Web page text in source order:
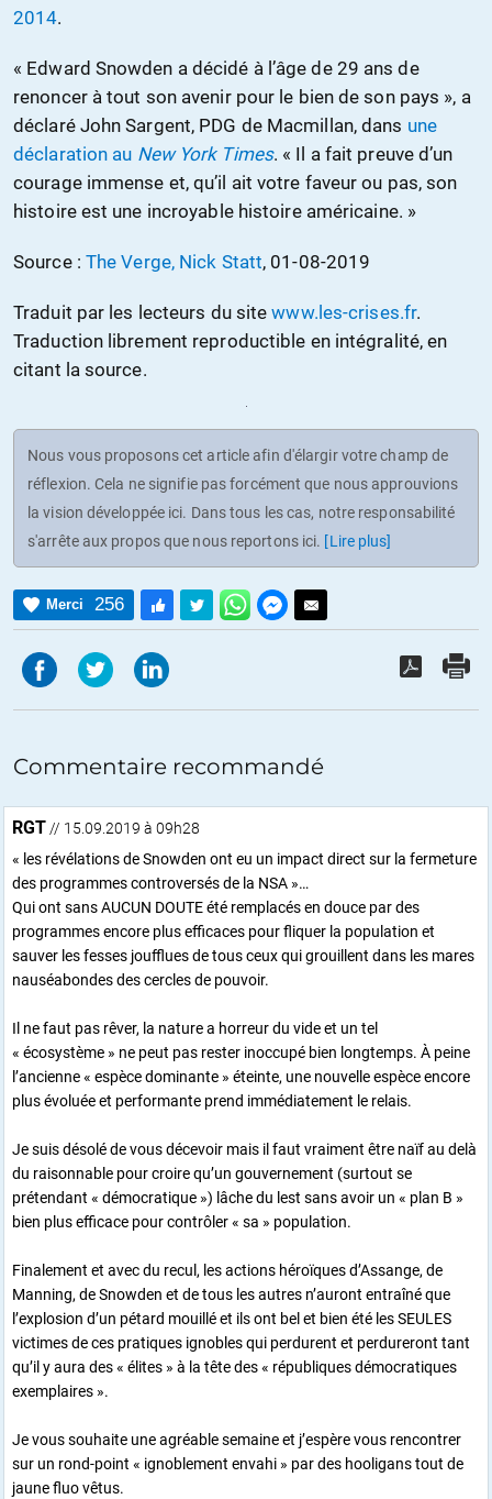
2014.
« Edward Snowden a décidé à l’âge de 29 ans de
renoncer à tout son avenir pour le bien de son pays », a
déclaré John Sargent, PDG de Macmillan, dans une
déclaration au New York Times. « Il a fait preuve d’un
courage immense et, qu’il ait votre faveur ou pas, son
histoire est une incroyable histoire américaine. »
Source : The Verge, Nick Statt, 01-08-2019
Traduit par les lecteurs du sitewww.les-crises.fr.
Traduction librement reproductible en intégralité, en
citant la source.
Nous vous proposons cet article afin d'élargir votre champ de
réflexion. Cela ne signifie pas forcément que nous approuvions
la vision développée ici. Dans tous les cas, notre responsabilité
s'arrête aux propos que nous reportons ici. [Lire plus]
Merci 256
Commentaire recommandé
RGT // 15.09.2019 à 09h28
« les révélations de Snowden ont eu un impact direct sur la fermeture
des programmes controversés de la NSA »…
Qui ont sans AUCUN DOUTE été remplacés en douce par des
programmes encore plus efficaces pour fliquer la population et
sauver les fesses joufflues de tous ceux qui grouillent dans les mares
nauséabondes des cercles de pouvoir.
Il ne faut pas rêver, la nature a horreur du vide et un tel
« écosystème » ne peut pas rester inoccupé bien longtemps. À peine
l’ancienne « espèce dominante » éteinte, une nouvelle espèce encore
plus évoluée et performante prend immédiatement le relais.
Je suis désolé de vous décevoir mais il faut vraiment être naïf au delà
du raisonnable pour croire qu’un gouvernement (surtout se
prétendant « démocratique ») lâche du lest sans avoir un « plan B »
bien plus efficace pour contrôler « sa » population.
Finalement et avec du recul, les actions héroïques d’Assange, de
Manning, de Snowden et de tous les autres n’auront entraîné que
l’explosion d’un pétard mouillé et ils ont bel et bien été les SEULES
victimes de ces pratiques ignobles qui perdurent et perdureront tant
qu’il y aura des « élites » à la tête des « républiques démocratiques
exemplaires ».
Je vous souhaite une agréable semaine et j’espère vous rencontrer
sur un rond-point « ignoblement envahi » par des hooligans tout de
jaune fluo vêtus.